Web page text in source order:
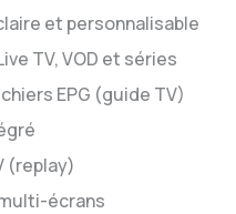
et personnalisable
TV, VOD et séries
EPG (guide TV)
(replay)
écrans